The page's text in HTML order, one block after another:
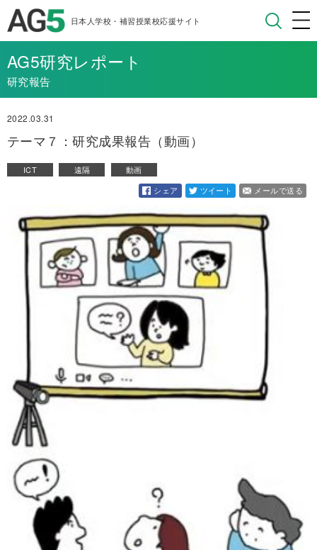
日本人学校・補習授業校応援サイト
AG5研究レポート
研究報告
2022.03.31
テーマ７：研究成果報告（動画）
ICT 遠隔
動画
シェア
ツイート メールで送る